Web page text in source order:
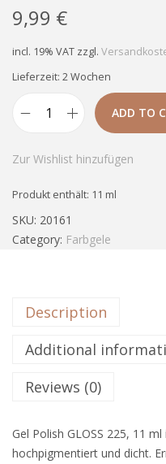
9,99 €
incl. 19% VAT zzgl.
Lieferzeit: 2 Wochen
ADD TO
Zur Wishlist hinzufügen
Produkt enthält: 11 ml
SKU: 20161
Category: Farbgele
Description
Additional
Reviews (0)
Gel Polish GLOSS 225, 11
hochpigmentiert und dicht.